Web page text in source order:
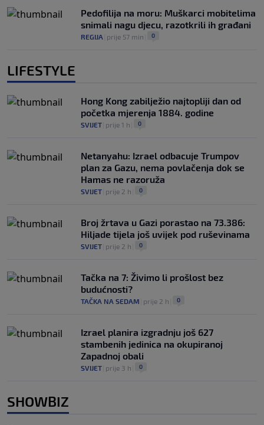
Pedofilija na moru: Muškarci mobitelima
snimali nagu djecu, razotkrili ih građani
REGIJA prije 57 min 0
LIFESTYLE
Hong Kong zabilježio najtopliji dan od
početka mjerenja 1884. godine
SVIJET prije 1 h 0
Netanyahu: Izrael odbacuje Trumpov
plan za Gazu, nema povlačenja dok se
Hamas ne razoruža
SVIJET prije 2 h 0
Broj žrtava u Gazi porastao na 73.386:
Hiljade tijela još uvijek pod ruševinama
SVIJET prije 2 h 0
Tačka na 7: Živimo li prošlost bez
budućnosti?
TAČKA NA SEDAM prije 2 h 0
Izrael planira izgradnju još 627
stambenih jedinica na okupiranoj
Zapadnoj obali
SVIJET prije 3 h 0
SHOWBIZ